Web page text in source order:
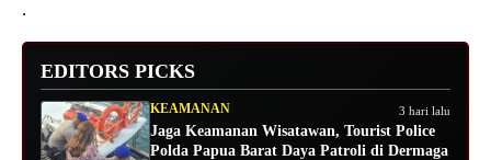
.
EDITORS PICKS
KEAMANAN 3 hari lalu
Jaga Keamanan Wisatawan, Tourist Police
Polda Papua Barat Daya Patroli di Dermaga